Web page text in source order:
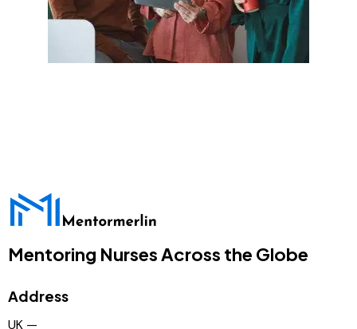
Mentoring Nurses Across the Globe
Address
UK —